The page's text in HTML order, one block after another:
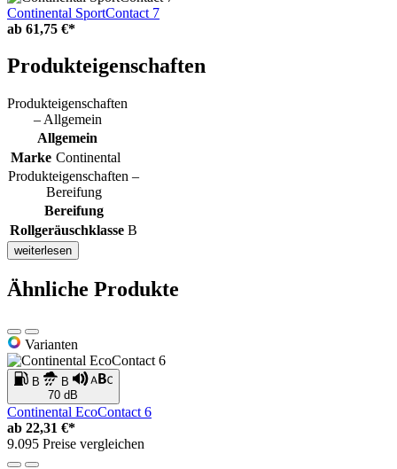
Continental SportContact 7
ab 61,75 €*
Produkteigenschaften
Produkteigenschaften
– Allgemein
Allgemein
Marke Continental
Produkteigenschaften –
Bereifung
Bereifung
Rollgeräuschklasse B
weiterlesen
Ähnliche Produkte
Varianten
B
B
70 dB
Continental EcoContact 6
ab 22,31 €*
9.095 Preise vergleichen